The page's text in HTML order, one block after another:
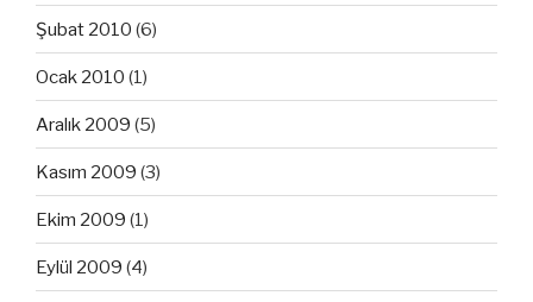
Şubat 2010 (6)
Ocak 2010 (1)
Aralık 2009 (5)
Kasım 2009 (3)
Ekim 2009 (1)
Eylül 2009 (4)